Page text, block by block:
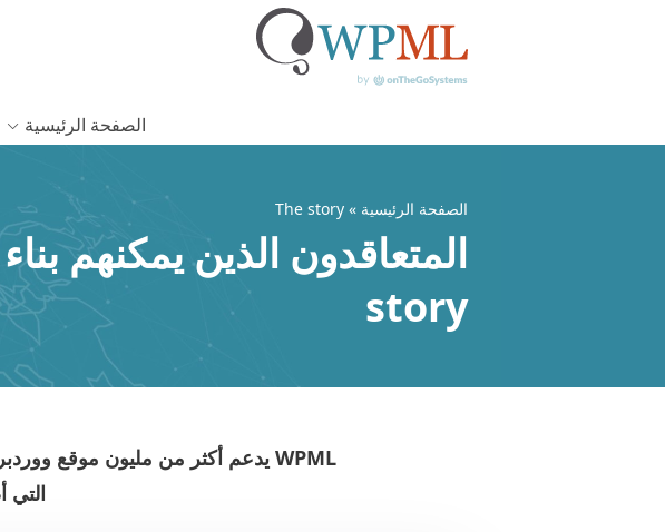
الصفحة الرئيسية
الصفحة الرئيسية » The story
story
WPML يدعم أكثر من مليون موقع ووردبريس متعدد اللغات لأكثر من
التي